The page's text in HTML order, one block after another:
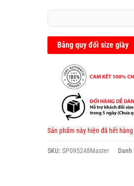
xếp
0.0
5
Bảng quy đổi size giày
Sản phẩm này hiện đã hết
SKU: SP095248Master Danh